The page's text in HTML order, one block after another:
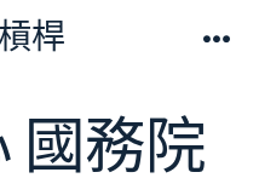
桿
國務院